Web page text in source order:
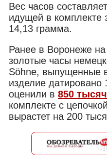
Вес часов
идущей в комплекте
14,13 грамма.
Ранее в Воронеже
золотые часы
Söhne, выпущенные
изделие датировано
оценили в 850
комплекте с
вырастет на 200